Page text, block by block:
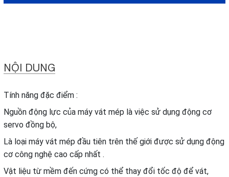
NỘI DUNG
Tính năng đặc điểm :
Nguồn động lực của máy vát mép là việc sử dụng động cơ
servo đồng bộ,
Là loại máy vát mép đầu tiên trên thế giới được sử dụng động
cơ công nghệ cao cấp nhất .
Vật liệu từ mềm đến cứng có thể thay đổi tốc độ để vát,